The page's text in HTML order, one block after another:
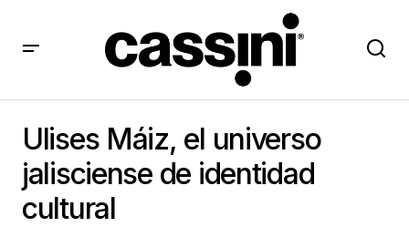
cultural
Ulises Máiz, el universo
jalisciense de identidad
cultural